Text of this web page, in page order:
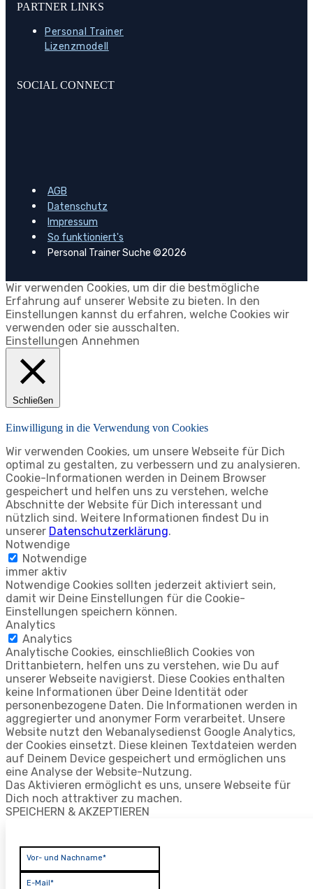
PARTNER LINKS
Personal Trainer
Lizenzmodell
SOCIAL CONNECT
AGB
Datenschutz
Impressum
So funktioniert's
Personal Trainer Suche ©2026
Wir verwenden Cookies, um dir die bestmögliche
Erfahrung auf unserer Website zu bieten. In den
Einstellungen kannst du erfahren, welche Cookies wir
verwenden oder sie ausschalten.
Einstellungen Annehmen
Schließen
Einwilligung in die Verwendung von Cookies
Wir verwenden Cookies, um unsere Webseite für Dich
optimal zu gestalten, zu verbessern und zu analysieren.
Cookie-Informationen werden in Deinem Browser
gespeichert und helfen uns zu verstehen, welche
Abschnitte der Website für Dich interessant und
nützlich sind. Weitere Informationen findest Du in
unserer Datenschutzerklärung.
Notwendige
Notwendige
immer aktiv
Notwendige Cookies sollten jederzeit aktiviert sein,
damit wir Deine Einstellungen für die Cookie-
Einstellungen speichern können.
Analytics
Analytics
Analytische Cookies, einschließlich Cookies von
Drittanbietern, helfen uns zu verstehen, wie Du auf
unserer Webseite navigierst. Diese Cookies enthalten
keine Informationen über Deine Identität oder
personenbezogene Daten. Die Informationen werden in
aggregierter und anonymer Form verarbeitet. Unsere
Website nutzt den Webanalysedienst Google Analytics,
der Cookies einsetzt. Diese kleinen Textdateien werden
auf Deinem Device gespeichert und ermöglichen uns
eine Analyse der Website-Nutzung.
Das Aktivieren ermöglicht es uns, unsere Webseite für
Dich noch attraktiver zu machen.
SPEICHERN & AKZEPTIEREN
Vor- und Nachname*
E-Mail*